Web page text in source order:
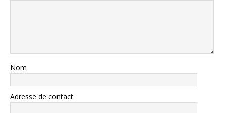
Nom
Adresse de contact